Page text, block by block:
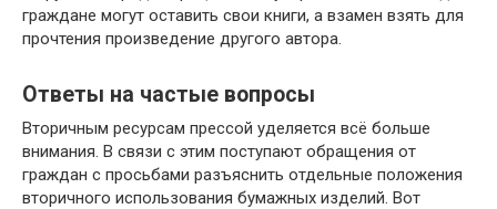
граждане могут оставить свои книги, а взамен взять для
прочтения произведение другого автора.
Ответы на частые вопросы
Вторичным ресурсам прессой уделяется всё больше
внимания. В связи с этим поступают обращения от
граждан с просьбами разъяснить отдельные положения
вторичного использования бумажных изделий. Вот